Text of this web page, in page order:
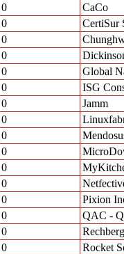
0
CaCo
0
CertiSur
0
0
0
Global
0
ISG
0
Jamm
0
0
0
0
0
0
Pixion
0
QAC -
0
0
Rocket